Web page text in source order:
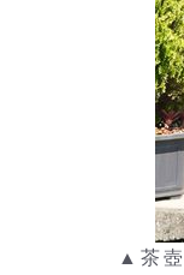
▲茶